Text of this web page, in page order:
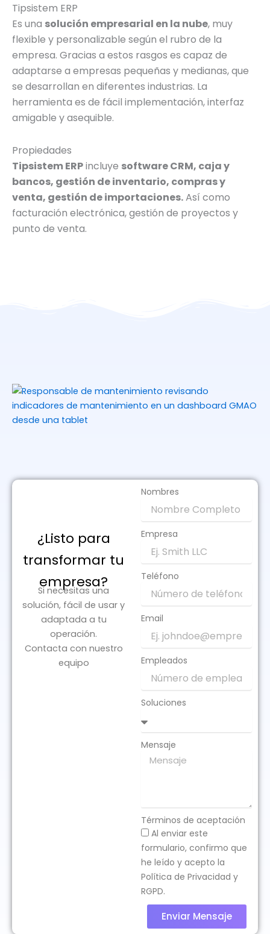
Tipsistem ERP
Es una solución empresarial en la nube, muy
flexible y personalizable según el rubro de la
empresa. Gracias a estos rasgos es capaz de
adaptarse a empresas pequeñas y medianas, que
se desarrollan en diferentes industrias. La
herramienta es de fácil implementación, interfaz
amigable y asequible.
Propiedades
Tipsistem ERPincluye software CRM, caja y
bancos, gestión de inventario, compras y
venta, gestión de importaciones.Así como
facturación electrónica, gestión de proyectos y
punto de venta.
Indicadores de mantenimiento: cuáles sí
sirven y cuáles no
23 abril 2026 No hay comentarios
Software de mantenimiento de equipos:
cuándo dejar Excel y pasar a un GMAO
No hay comentarios
¿Listo para
transformar tu
empresa?​
Si necesitas una
solución, fácil de usar y
adaptada a tu
operación.
Contacta con nuestro
equipo
Nombres
Empresa
Teléfono
Email
Empleados
Soluciones
Mensaje
Términos de aceptación
Al enviar este
formulario, confirmo que
he leído y acepto la
Política de Privacidad y
RGPD.
Enviar Mensaje